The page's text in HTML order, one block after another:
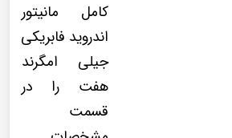
کامل مانیتور
اندروید فابریکی
جیلی امگرند
هفت را در
قسمت